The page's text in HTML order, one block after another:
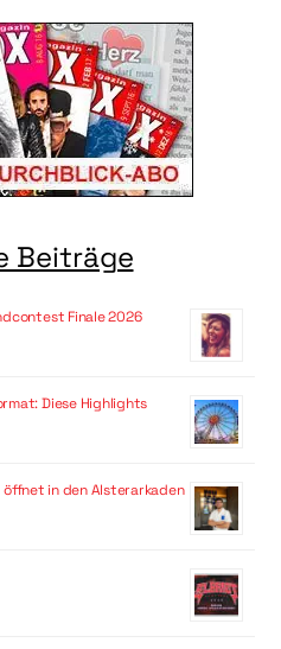
Beiträge
Finale 2026
Diese Highlights
öffnet in den Alsterarkaden